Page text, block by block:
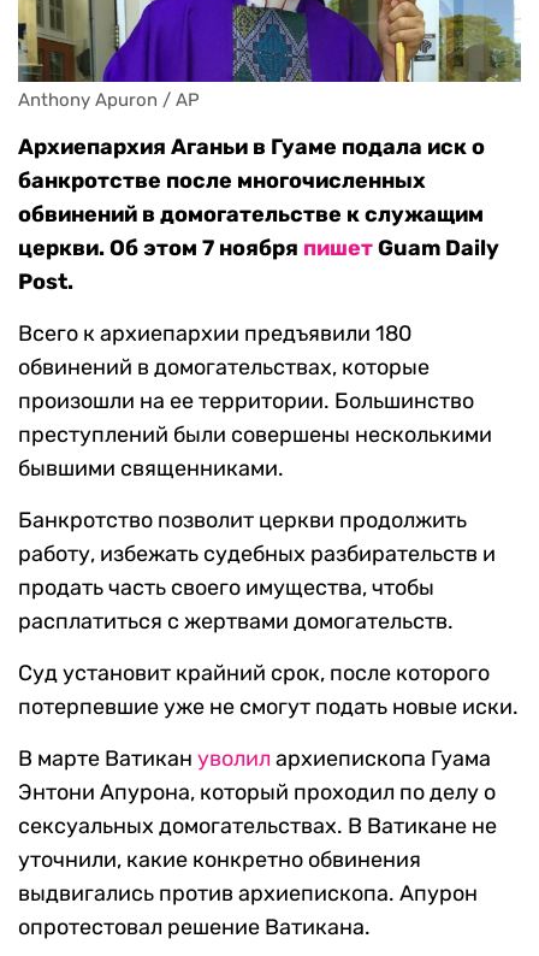
Anthony Apuron / AP
Архиепархия Аганьи в Гуаме подала иск о
банкротстве после многочисленных
обвинений в домогательстве к служащим
церкви. Об этом 7 ноября пишетGuam Daily
Post.
Всего к архиепархии предъявили 180
обвинений в домогательствах, которые
произошли на ее территории. Большинство
преступлений были совершены несколькими
бывшими священниками.
Банкротство позволит церкви продолжить
работу, избежать судебных разбирательств и
продать часть своего имущества, чтобы
расплатиться с жертвами домогательств.
Суд установит крайний срок, после которого
потерпевшие уже не смогут подать новые иски.
В марте Ватикан уволил архиепископа Гуама
Энтони Апурона, который проходил по делу о
сексуальных домогательствах. В Ватикане не
уточнили, какие конкретно обвинения
выдвигались против архиепископа. Апурон
опротестовал решение Ватикана.